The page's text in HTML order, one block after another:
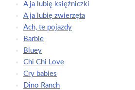
A ja lubię księżniczki
A ja lubię zwierzęta
Ach, te pojazdy
Barbie
Bluey
Chi Chi Love
Cry babies
Dino Ranch